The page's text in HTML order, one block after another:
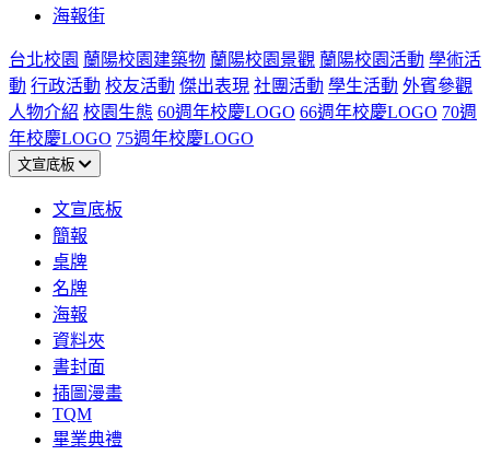
海報街
台北校園 蘭陽校園建築物 蘭陽校園景觀 蘭陽校園活動 學術活
動 行政活動 校友活動 傑出表現 社團活動 學生活動 外賓參觀
人物介紹 校園生態 60週年校慶LOGO 66週年校慶LOGO 70週
年校慶LOGO 75週年校慶LOGO
文宣底板
文宣底板
簡報
桌牌
名牌
海報
資料夾
書封面
插圖漫畫
TQM
畢業典禮